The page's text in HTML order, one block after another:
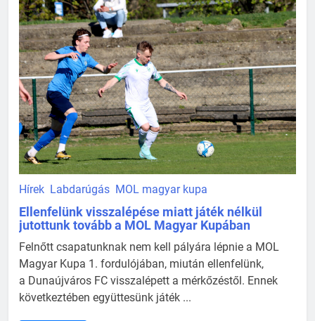
Hírek Labdarúgás MOL magyar kupa
Ellenfelünk visszalépése miatt játék nélkül
jutottunk tovább a MOL Magyar Kupában
Felnőtt csapatunknak nem kell pályára lépnie a MOL
Magyar Kupa 1. fordulójában, miután ellenfelünk,
a Dunaújváros FC visszalépett a mérkőzéstől. Ennek
következtében együttesünk játék ...